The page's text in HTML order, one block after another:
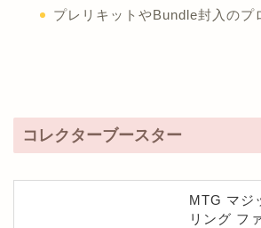
プレリキットやBundle封入のプ
コレクターブースター
MTG マジ
リング フ